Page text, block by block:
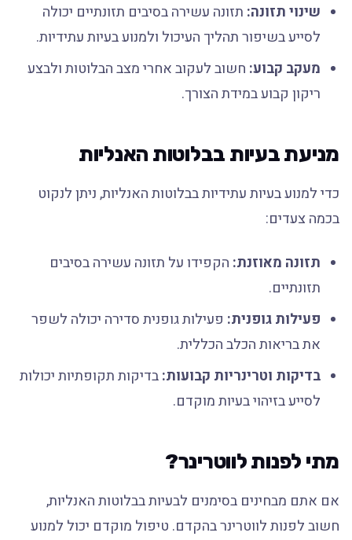
שינוי תזונה:תזונה עשירה בסיבים תזונתיים יכולה
לסייע בשיפור תהליך העיכול ולמנוע בעיות עתידיות.
מעקב קבוע:חשוב לעקוב אחרי מצב הבלוטות ולבצע
ריקון קבוע במידת הצורך.
מניעת בעיות בבלוטות האנליות
כדי למנוע בעיות עתידיות בבלוטות האנליות, ניתן לנקוט
בכמה צעדים:
תזונה מאוזנת:הקפידו על תזונה עשירה בסיבים
תזונתיים.
פעילות גופנית:פעילות גופנית סדירה יכולה לשפר
את בריאות הכלב הכללית.
בדיקות וטרינריות קבועות:בדיקות תקופתיות יכולות
לסייע בזיהוי בעיות מוקדם.
מתי לפנות לווטרינר?
אם אתם מבחינים בסימנים לבעיות בבלוטות האנליות,
חשוב לפנות לווטרינר בהקדם. טיפול מוקדם יכול למנוע